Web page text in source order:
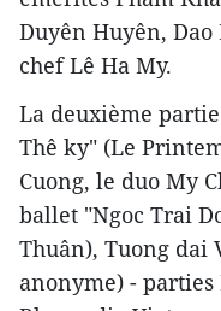
Duyên Huyên,
chef Lê Ha My.
La deuxième
Thê ky" (Le
Cuong, le duo My
ballet "Ngoc Trai
Thuân), Tuong dai
anonyme) -